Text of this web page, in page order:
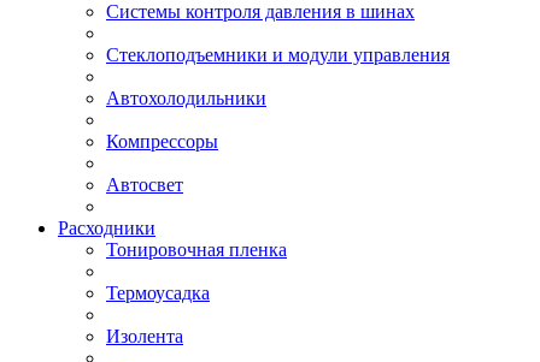
Системы контроля давления в шинах
Стеклоподъемники и модули управления
Автохолодильники
Компрессоры
Автосвет
Расходники
Тонировочная пленка
Термоусадка
Изолента